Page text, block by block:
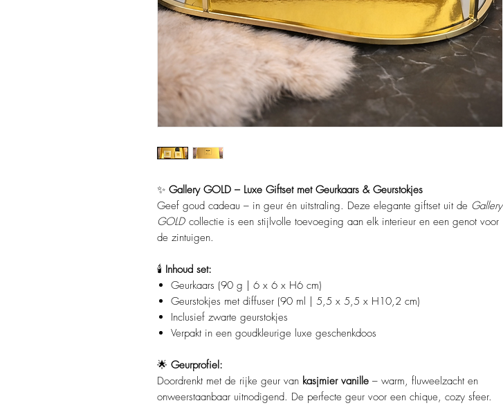
✨ Gallery GOLD – Luxe Giftset met Geurkaars & Geurstokjes
Geef goud cadeau – in geur én uitstraling. Deze elegante giftset uit de Gallery
GOLD collectie is een stijlvolle toevoeging aan elk interieur en een genot voor
de zintuigen.
🕯️ Inhoud set:
Geurkaars (90 g | 6 x 6 x H6 cm)
Geurstokjes met diffuser (90 ml | 5,5 x 5,5 x H10,2 cm)
Inclusief zwarte geurstokjes
Verpakt in een goudkleurige luxe geschenkdoos
🌟 Geurprofiel:
Doordrenkt met de rijke geur van kasjmier vanille – warm, fluweelzacht en
onweerstaanbaar uitnodigend. De perfecte geur voor een chique, cozy sfeer.